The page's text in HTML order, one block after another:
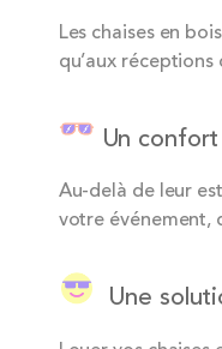
Les chaises en
qu’aux
Un
Au-delà de leur
votre événement,
Une